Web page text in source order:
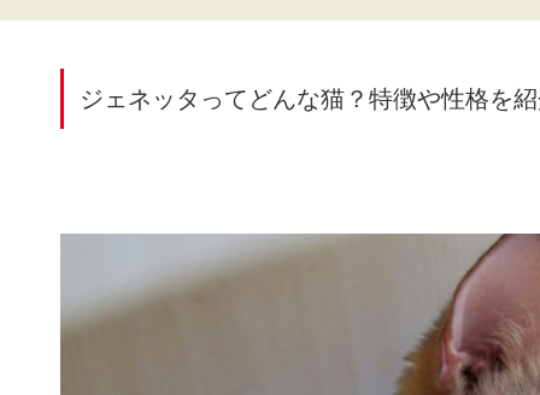
ジェネッタってどんな猫？特徴や性格を